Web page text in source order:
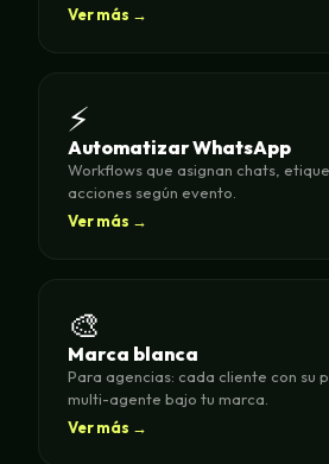
Ver más →
⚡
Automatizar WhatsApp
Workflows que asignan chats,
acciones según evento.
Ver más →
🎨
Marca blanca
Para agencias: cada cliente con su
multi-agente bajo tu marca.
Ver más →